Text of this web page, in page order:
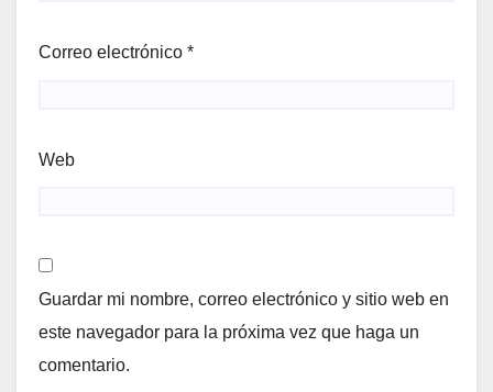
Correo electrónico *
Web
Guardar mi nombre, correo electrónico y sitio web en
este navegador para la próxima vez que haga un
comentario.